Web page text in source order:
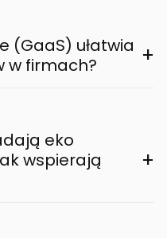
(GaaS) ułatwia
w firmach?
+
eko
wspierają
+